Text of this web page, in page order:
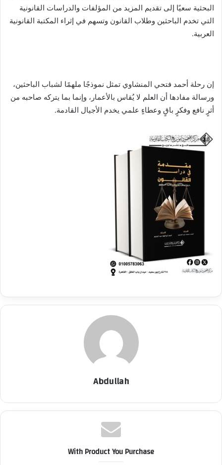
البحثية سعيًا إلى تقديم المزيد من المؤلفات والدراسات القانونية
التي تخدم الباحثين وطلاب القانون وتسهم في إثراء المكتبة القانونية
العربية.
إن رحلة أحمد فتحي المنشاوي تمثل نموذجًا ملهمًا لشباب الباحثين،
ورسالة مفادها أن العلم لا يُقاس بالأعمار، وإنما بما يتركه صاحبه من
أثرٍ نافع وفكرٍ باقٍ وعطاءٍ علمي يخدم الأجيال القادمة.
Abdullah
With Product You Purchase